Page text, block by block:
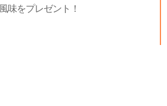
味をプレゼント！